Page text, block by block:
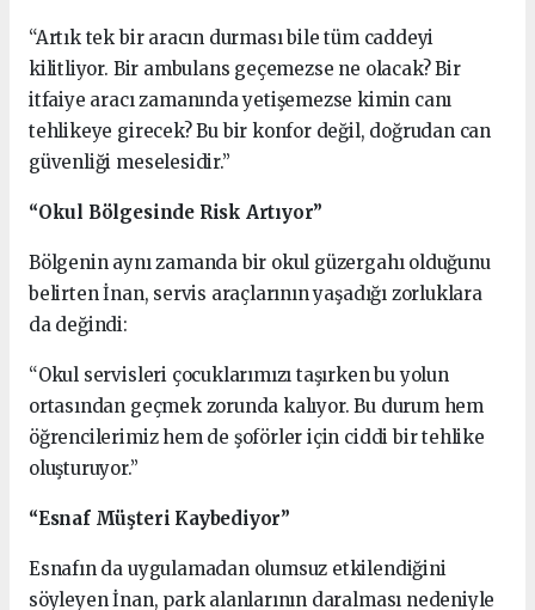
“Artık tek bir aracın durması bile tüm caddeyi
kilitliyor. Bir ambulans geçemezse ne olacak? Bir
itfaiye aracı zamanında yetişemezse kimin canı
tehlikeye girecek? Bu bir konfor değil, doğrudan can
güvenliği meselesidir.”
“Okul Bölgesinde Risk Artıyor”
Bölgenin aynı zamanda bir okul güzergahı olduğunu
belirten İnan, servis araçlarının yaşadığı zorluklara
da değindi:
“Okul servisleri çocuklarımızı taşırken bu yolun
ortasından geçmek zorunda kalıyor. Bu durum hem
öğrencilerimiz hem de şoförler için ciddi bir tehlike
oluşturuyor.”
“Esnaf Müşteri Kaybediyor”
Esnafın da uygulamadan olumsuz etkilendiğini
söyleyen İnan, park alanlarının daralması nedeniyle